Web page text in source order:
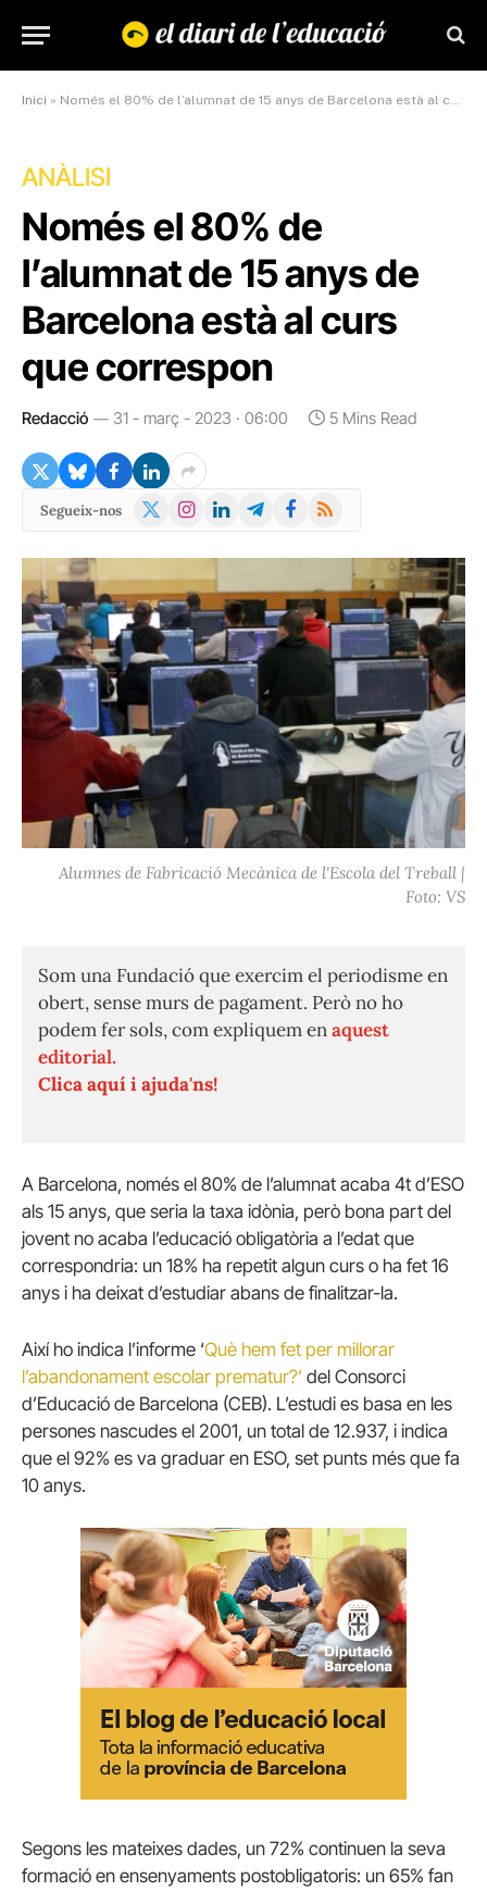
Inici » Només el 80% de l’alumnat de 15 anys de Barcelona està al curs que correspon
ANÀLISI
Només el 80% de
l’alumnat de 15 anys de
Barcelona està al curs
que correspon
Redacció 31 - març - 2023 · 06:00 5 Mins Read
Segueix-nos
X
Instagram
LinkedInTelegramFacebook
RSS
Alumnes de Fabricació Mecànica de l'Escola del Treball |
Foto: VS
Som una Fundació que exercim el periodisme en
obert, sense murs de pagament. Però no ho
podem fer sols, com expliquem enaquest
editorial.
Clica aquí i ajuda'ns!
A Barcelona, només el 80% de l’alumnat acaba 4t d’ESO
als 15 anys, que seria la taxa idònia, però bona part del
jovent no acaba l’educació obligatòria a l’edat que
correspondria: un 18% ha repetit algun curs o ha fet 16
anys i ha deixat d’estudiar abans de finalitzar-la.
Així ho indica l’informe ‘Què hem fet per millorar
l’abandonament escolar prematur?’ del Consorci
d’Educació de Barcelona (CEB). L’estudi es basa en les
persones nascudes el 2001, un total de 12.937, i indica
que el 92% es va graduar en ESO, set punts més que fa
10 anys.
Segons les mateixes dades, un 72% continuen la seva
formació en ensenyaments postobligatoris: un 65% fan